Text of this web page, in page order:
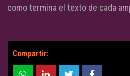
como termina el texto de cada
Compartir: